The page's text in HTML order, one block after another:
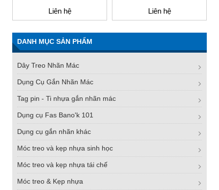
Liên hệ
Liên hệ
DANH MỤC SẢN PHẨM
Dây Treo Nhãn Mác
Dụng Cụ Gắn Nhãn Mác
Tag pin - Ti nhựa gắn nhãn mác
Dụng cụ Fas Bano'k 101
Dụng cụ gắn nhãn khác
Móc treo và kẹp nhựa sinh học
Móc treo và kẹp nhựa tái chế
Móc treo & Kẹp nhựa